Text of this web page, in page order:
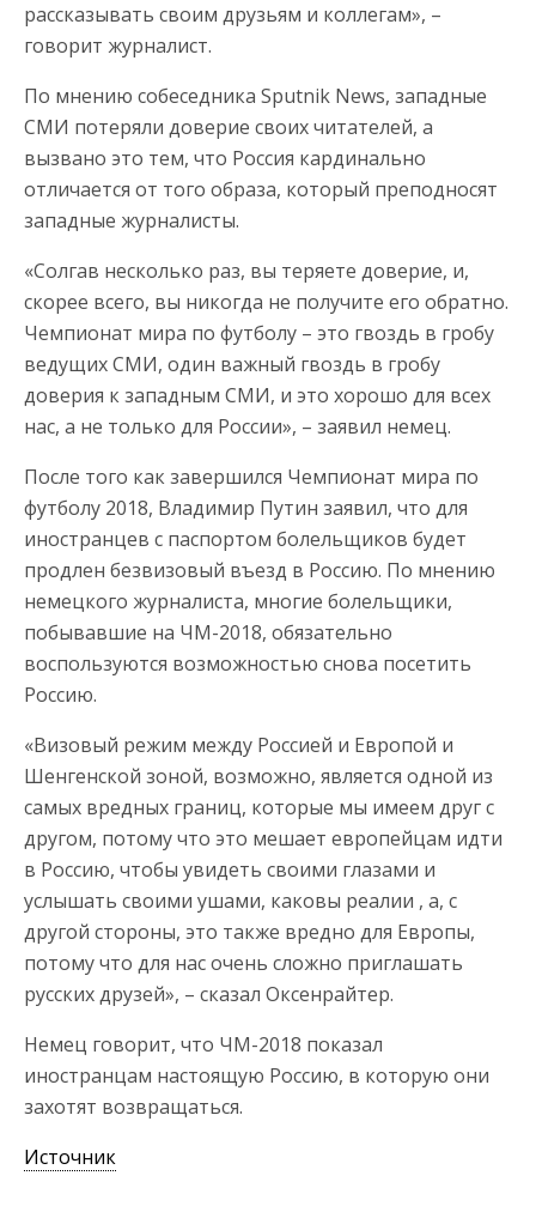
рассказывать своим друзьям и коллегам», –
говорит журналист.
По мнению собеседника Sputnik News, западные
СМИ потеряли доверие своих читателей, а
вызвано это тем, что Россия кардинально
отличается от того образа, который преподносят
западные журналисты.
«Солгав несколько раз, вы теряете доверие, и,
скорее всего, вы никогда не получите его обратно.
Чемпионат мира по футболу – это гвоздь в гробу
ведущих СМИ, один важный гвоздь в гробу
доверия к западным СМИ, и это хорошо для всех
нас, а не только для России», – заявил немец.
После того как завершился Чемпионат мира по
футболу 2018, Владимир Путин заявил, что для
иностранцев с паспортом болельщиков будет
продлен безвизовый въезд в Россию. По мнению
немецкого журналиста, многие болельщики,
побывавшие на ЧМ-2018, обязательно
воспользуются возможностью снова посетить
Россию.
«Визовый режим между Россией и Европой и
Шенгенской зоной, возможно, является одной из
самых вредных границ, которые мы имеем друг с
другом, потому что это мешает европейцам идти
в Россию, чтобы увидеть своими глазами и
услышать своими ушами, каковы реалии , а, с
другой стороны, это также вредно для Европы,
потому что для нас очень сложно приглашать
русских друзей», – сказал Оксенрайтер.
Немец говорит, что ЧМ-2018 показал
иностранцам настоящую Россию, в которую они
захотят возвращаться.
Источник